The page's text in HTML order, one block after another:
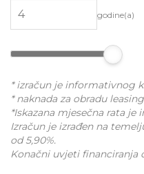
godine(a)
* izračun je informativnog
* naknada za obradu
*Iskazana mjesečna rata
Izračun je izrađen na
od 5,90%.
Konačni uvjeti financiranja